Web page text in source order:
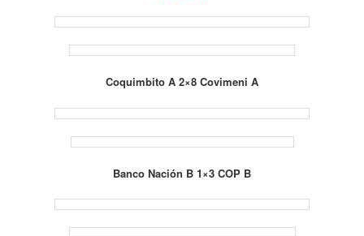
Coquimbito A 2×8 Covimeni A
Banco Nación B 1×3 COP B